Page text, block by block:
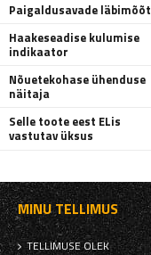
Paigaldusavade läbimõõt
Haakeseadise kulumise
indikaator
Nõuetekohase ühenduse
näitaja
Selle toote eest ELis
vastutav üksus
MINU TELLIMUS
TELLIMUSE OLEK